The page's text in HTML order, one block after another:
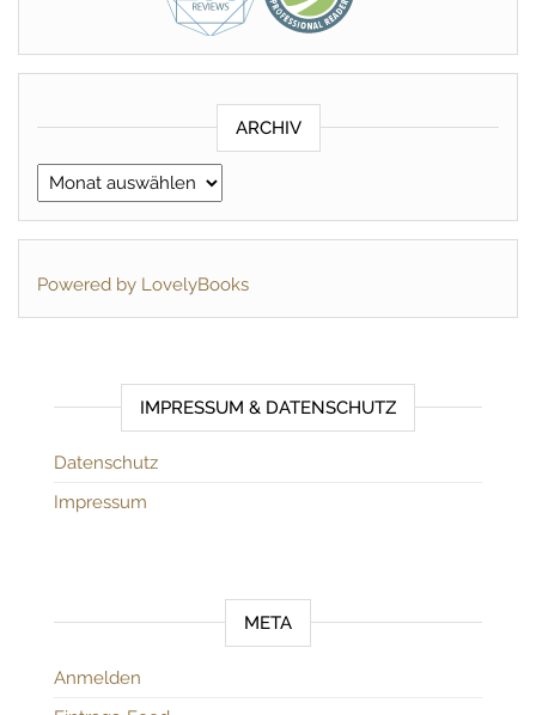
ARCHIV
Archiv
Powered by LovelyBooks
IMPRESSUM & DATENSCHUTZ
Datenschutz
Impressum
META
Anmelden